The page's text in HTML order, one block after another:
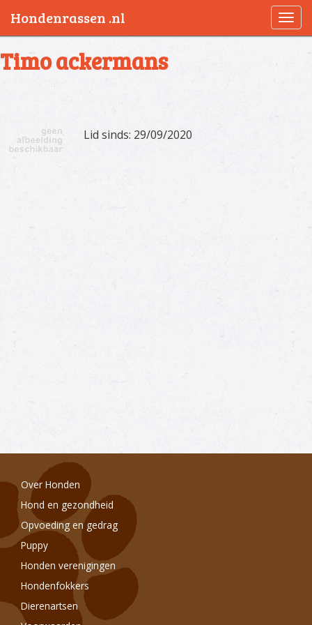
Timo ackermans
Lid sinds: 29/09/2020
Over Honden
Hond en gezondheid
Opvoeding en gedrag
Puppy
Honden verenigingen
Hondenfokkers
Dierenartsen
Hondenrassen .nl